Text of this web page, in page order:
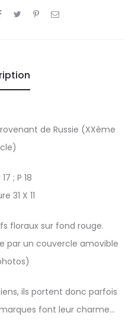
de Russie (XXème
; P 18
31 X 11
floraux sur fond rouge.
par un couvercle amovible
ils portent donc parfois
font leur charme…